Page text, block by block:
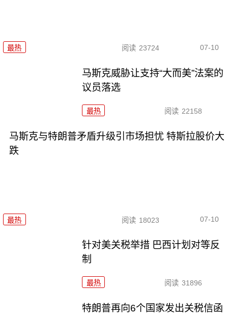
最热 阅读 23724 07-10
马斯克威胁让支持“大而美”法案的
议员落选
最热 阅读 22158
马斯克与特朗普矛盾升级引市场担忧 特斯拉股价大
跌
最热 阅读 18023 07-10
针对美关税举措 巴西计划对等反
制
最热 阅读 31896
特朗普再向6个国家发出关税信函